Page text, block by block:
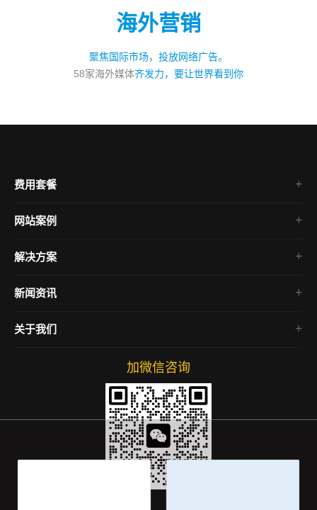
海外营销
聚焦国际市场，投放网络广告。
58家海外媒体齐发力，要让世界看到你
费用套餐
网站案例
电商网站
解决方案
新闻资讯
关于我们
加微信咨询